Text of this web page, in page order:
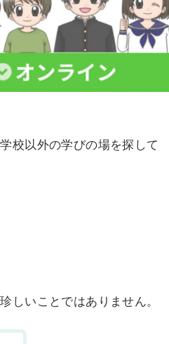
校以外の学びの場を探して
しいことではありません。